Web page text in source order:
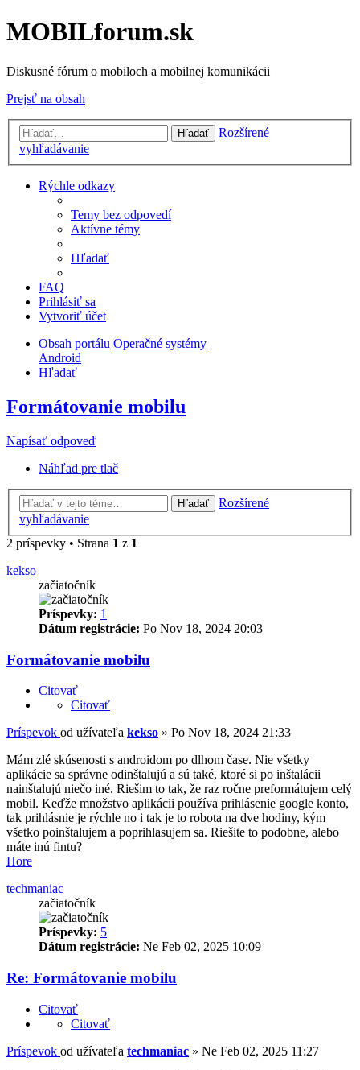
MOBILforum.sk
Diskusné fórum o mobiloch a mobilnej komunikácii
Prejsť na obsah
Hľadať
Rozšírené
vyhľadávanie
Rýchle odkazy
Temy bez odpovedí
Aktívne témy
Hľadať
FAQ
Prihlásiť sa
Vytvoriť účet
Obsah portálu Operačné systémy
Android
Hľadať
Formátovanie mobilu
Napísať odpoveď
Náhľad pre tlač
Hľadať
Rozšírené
vyhľadávanie
2 príspevky • Strana 1 z 1
kekso
začiatočník
Príspevky: 1
Dátum registrácie: Po Nov 18, 2024 20:03
Formátovanie mobilu
Citovať
Citovať
Príspevok od užívateľa kekso » Po Nov 18, 2024 21:33
Mám zlé skúsenosti s androidom po dlhom čase. Nie všetky
aplikácie sa správne odinštalujú a sú také, ktoré si po inštalácii
nainštalujú niečo iné. Riešim to tak, že raz ročne preformátujem celý
mobil. Keďže množstvo aplikácii používa prihlásenie google konto,
tak prihlásnie je rýchle no i tak je to robota na dve hodiny, kým
všetko poinštalujem a poprihlasujem sa. Riešite to podobne, alebo
máte inú fintu?
Hore
techmaniac
začiatočník
Príspevky: 5
Dátum registrácie: Ne Feb 02, 2025 10:09
Re: Formátovanie mobilu
Citovať
Citovať
Príspevok od užívateľa techmaniac » Ne Feb 02, 2025 11:27